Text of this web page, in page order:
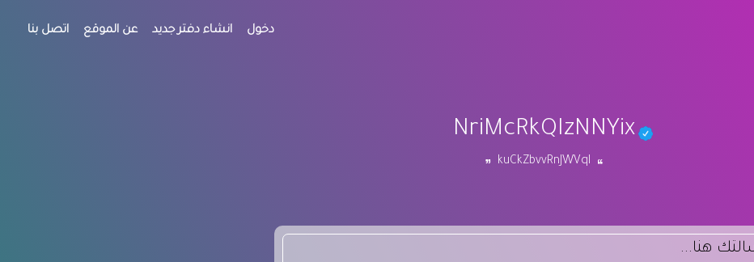
دخول انشاء دفتر جديد عن الموقع اتصل بنا
NriMcRkQIzNNYix